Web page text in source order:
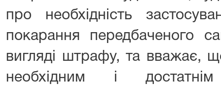
про необхідність
покарання передбаченого
вигляді штрафу, та вважає,
необхідним і